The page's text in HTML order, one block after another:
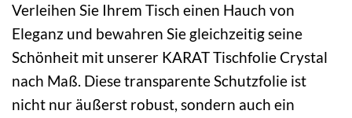
Verleihen Sie Ihrem Tisch einen Hauch von
Eleganz und bewahren Sie gleichzeitig seine
Schönheit mit unserer KARAT Tischfolie Crystal
nach Maß. Diese transparente Schutzfolie ist
nicht nur äußerst robust, sondern auch ein